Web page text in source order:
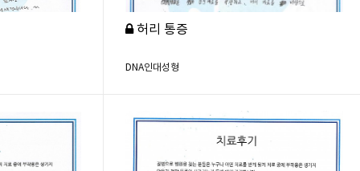
허리 통증
DNA인대성형